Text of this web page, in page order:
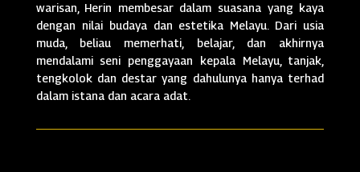
warisan, Herin membesar dalam suasana yang kaya
dengan nilai budaya dan estetika Melayu. Dari usia
muda, beliau memerhati, belajar, dan akhirnya
mendalami seni penggayaan kepala Melayu, tanjak,
tengkolok dan destar yang dahulunya hanya terhad
dalam istana dan acara adat.